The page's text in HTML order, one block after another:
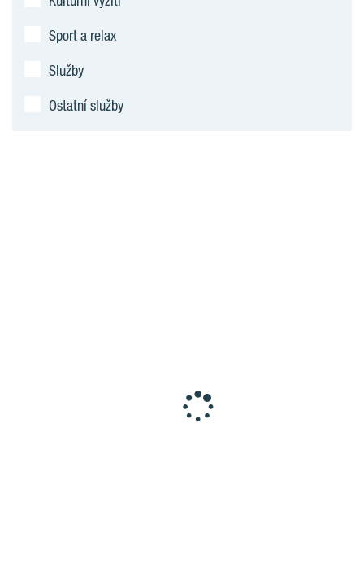
Sport a relax
Služby
Ostatní služby